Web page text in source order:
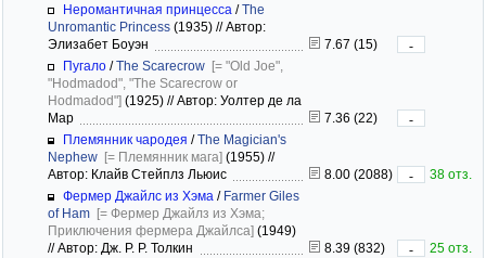
Неромантичная принцесса /The
Unromantic Princess (1935) //Автор:
Элизабет Боуэн
7.67 (15)
-
Пугало /The Scarecrow [= "Old Joe",
"Hodmadod", "The Scarecrow or
Hodmadod"] (1925) //Автор: Уолтер де ла
Мар
7.36 (22)
-
Племянник чародея /The Magician's
Nephew [= Племянник мага] (1955) //
Автор: Клайв Стейплз Льюис
8.00 (2088) -
38 отз.
Фермер Джайлс из Хэма / Farmer Giles
of Ham [= Фермер Джайлз из Хэма;
Приключения фермера Джайлса] (1949)
//Автор: Дж. Р. Р. Толкин 8.39 (832) -
25 отз.